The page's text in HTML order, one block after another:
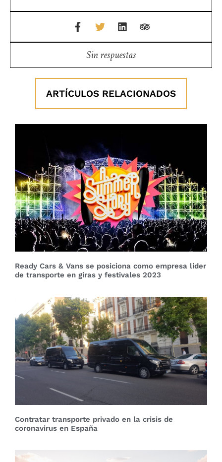
Sin respuestas
ARTÍCULOS RELACIONADOS
Ready Cars & Vans se posiciona como empresa líder
de transporte en giras y festivales 2023
Contratar transporte privado en la crisis de
coronavirus en España